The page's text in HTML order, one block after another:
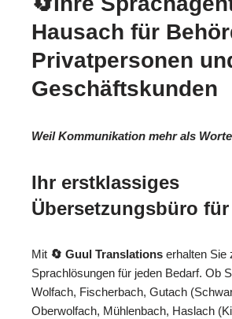
Hausach für
Privatpersonen
Geschäftskunden
Weil Kommunikation mehr als
Ihr erstklassiges
Übersetzungsbüro für
Mit 🔄 Guul Translations erhalten Sie
Sprachlösungen für jeden Bedarf. Ob
Wolfach, Fischerbach, Gutach
Oberwolfach, Mühlenbach, Haslach